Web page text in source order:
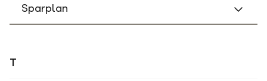
Sparplan
T